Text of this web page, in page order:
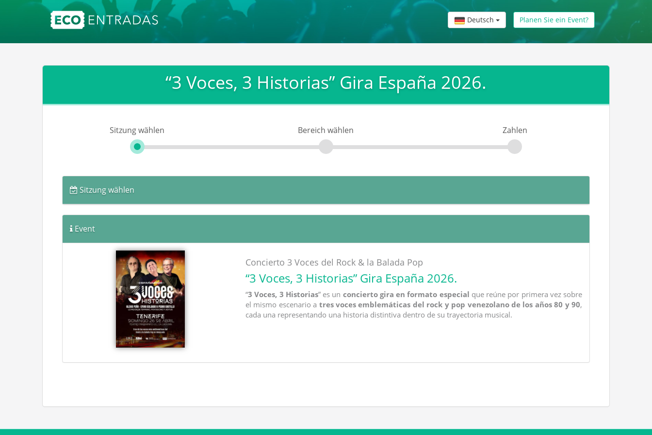
Deutsch Planen Sie ein Event?
“3 Voces, 3 Historias” Gira España 2026.
Sitzung wählen Bereich wählen Zahlen
Sitzung wählen
Event
Concierto 3 Voces del Rock & la Balada Pop
“3 Voces, 3 Historias” Gira España 2026.
“3 Voces, 3 Historias” es un concierto gira en formato especial que reúne por primera vez sobre
el mismo escenario a tres voces emblemáticas del rock y pop venezolano de los años 80 y 90,
cada una representando una historia distintiva dentro de su trayectoria musical.